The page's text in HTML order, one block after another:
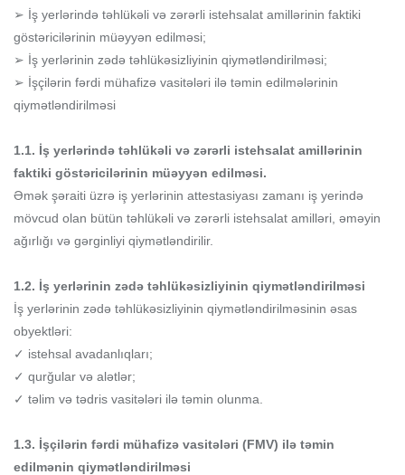
➢ İş yerlərində təhlükəli və zərərli istehsalat amillərinin faktiki
göstəricilərinin müəyyən edilməsi;
➢ İş yerlərinin zədə təhlükəsizliyinin qiymətləndirilməsi;
➢ İşçilərin fərdi mühafizə vasitələri ilə təmin edilmələrinin
qiymətləndirilməsi
1.1. İş yerlərində təhlükəli və zərərli istehsalat amillərinin
faktiki göstəricilərinin müəyyən edilməsi.
Əmək şəraiti üzrə iş yerlərinin attestasiyası zamanı iş yerində
mövcud olan bütün təhlükəli və zərərli istehsalat amilləri, əməyin
ağırlığı və gərginliyi qiymətləndirilir.
1.2. İş yerlərinin zədə təhlükəsizliyinin qiymətləndirilməsi
İş yerlərinin zədə təhlükəsizliyinin qiymətləndirilməsinin əsas
obyektləri:
✓ istehsal avadanlıqları;
✓ qurğular və alətlər;
✓ təlim və tədris vasitələri ilə təmin olunma.
1.3. İşçilərin fərdi mühafizə vasitələri (FMV) ilə təmin
edilmənin qiymətləndirilməsi